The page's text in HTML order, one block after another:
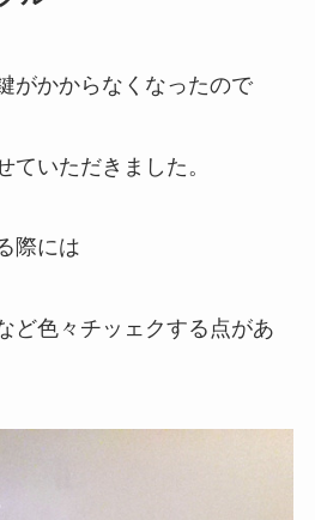
がかからなくなったので
ていただきました。
際には
ど色々チッェクする点があ